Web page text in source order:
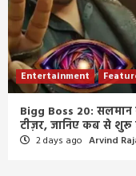
Entertainment
Bigg Boss 20:
टीज़र, जानिए कब से शुरू
2 days ago Arvind